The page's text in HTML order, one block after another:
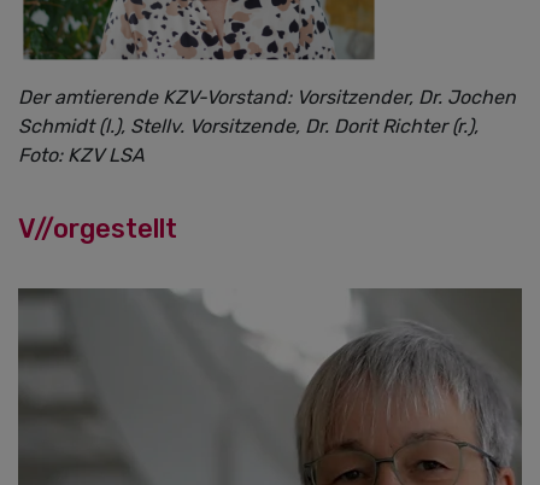
Der amtierende KZV-Vorstand: Vorsitzender, Dr. Jochen
Schmidt (l.), Stellv. Vorsitzende, Dr. Dorit Richter (r.),
Foto: KZV LSA
V//orgestellt